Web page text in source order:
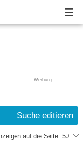
Werbung
Suche editieren
auf die Seite: 50